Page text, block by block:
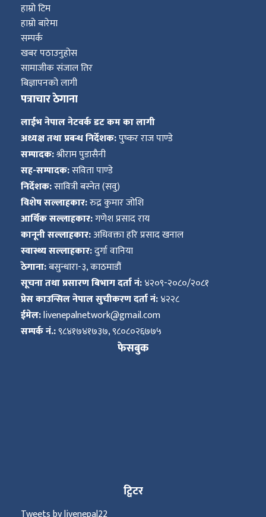
हाम्रो टिम
हाम्रो बारेमा
सम्पर्क
खबर पठाउनुहोस
सामाजीक संजाल तिर
बिज्ञापनको लागी
पत्राचार ठेगाना
लाईभ नेपाल नेटवर्क डट कम का लागी
अध्यक्ष तथा प्रबन्ध निर्देशक:पुष्कर राज पाण्डे
सम्पादक:श्रीराम पुडासैनी
सह-सम्पादक:सविता पाण्डे
निर्देशक:सावित्री बस्नेत (सवु)
विशेष सल्लाहकार:रुद्र कुमार जोशि
आर्थिक सल्लाहकार:गणेश प्रसाद राय
कानूनी सल्लाहकार:अधिवक्ता हरि प्रसाद खनाल
स्वास्थ्य सल्लाहकार:दुर्गा वानिया
ठेगाना:बसुन्धारा-३, काठमाडौं
सूचना तथा प्रसारण बिभाग दर्ता नं:४२०९-२०८०/२०८१
प्रेस काउन्सिल नेपाल सुचीकरण दर्ता नं:४२२८
ईमेल:livenepalnetwork@gmail.com
सम्पर्क नं.:९८४१७४१७३७, ९८०८०२६७७५
फेसबुक
ट्विटर